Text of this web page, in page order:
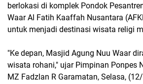
berlokasi di komplek Pondok
Waar Al Fatih Kaaffah Nusantara
untuk menjadi destinasi wisata religi
"Ke depan, Masjid Agung Nuu Waar
wisata rohani," ujar Pimpinan Ponpes
MZ Fadzlan R Garamatan, Selasa,